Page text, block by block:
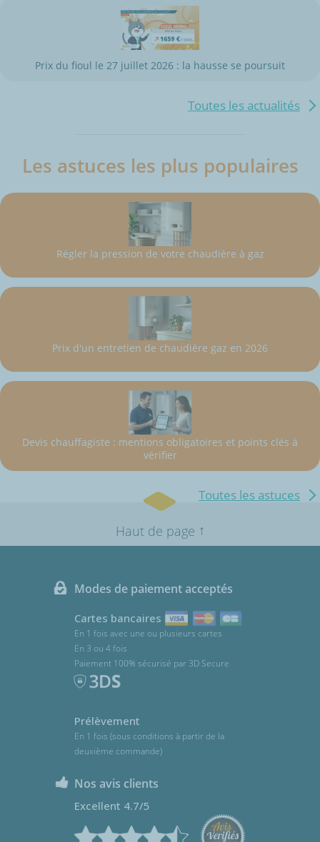
Prix du fioul le 27 juillet 2026 : la hausse se poursuit
Toutes les actualités
Les astuces les plus populaires
Régler la pression de votre chaudière à gaz
Prix d'un entretien de chaudière gaz en 2026
Devis chauffagiste : mentions obligatoires et points clés à
vérifier
Toutes les astuces
Haut de page ↑
Modes de paiement acceptés
Cartes bancaires
En 1 fois avec une ou plusieurs cartes
En 3 ou 4 fois
Paiement 100% sécurisé par 3D Secure
Prélèvement
En 1 fois (sous conditions à partir de la
deuxième commande)
Nos avis clients
Excellent 4.7/5